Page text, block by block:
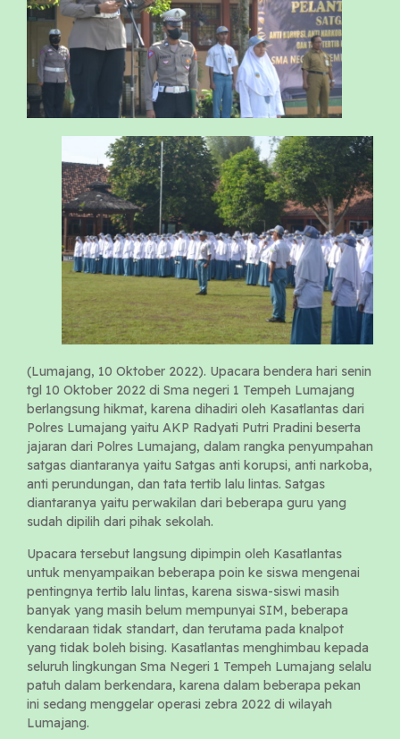
(Lumajang, 10 Oktober 2022). Upacara bendera hari senin
tgl 10 Oktober 2022 di Sma negeri 1 Tempeh Lumajang
berlangsung hikmat, karena dihadiri oleh Kasatlantas dari
Polres Lumajang yaitu AKP Radyati Putri Pradini beserta
jajaran dari Polres Lumajang, dalam rangka penyumpahan
satgas diantaranya yaitu Satgas anti korupsi, anti narkoba,
anti perundungan, dan tata tertib lalu lintas. Satgas
diantaranya yaitu perwakilan dari beberapa guru yang
sudah dipilih dari pihak sekolah.
Upacara tersebut langsung dipimpin oleh Kasatlantas
untuk menyampaikan beberapa poin ke siswa mengenai
pentingnya tertib lalu lintas, karena siswa-siswi masih
banyak yang masih belum mempunyai SIM, beberapa
kendaraan tidak standart, dan terutama pada knalpot
yang tidak boleh bising. Kasatlantas menghimbau kepada
seluruh lingkungan Sma Negeri 1 Tempeh Lumajang selalu
patuh dalam berkendara, karena dalam beberapa pekan
ini sedang menggelar operasi zebra 2022 di wilayah
Lumajang.